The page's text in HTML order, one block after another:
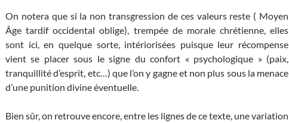
On notera que si la non transgression de ces valeurs reste ( Moyen
Âge tardif occidental oblige), trempée de morale chrétienne, elles
sont ici, en quelque sorte, intériorisées puisque leur récompense
vient se placer sous le signe du confort « psychologique » (paix,
tranquillité d’esprit, etc…) que l’on y gagne et non plus sous la menace
d’une punition divine éventuelle.
Bien sûr, on retrouve encore, entre les lignes de ce texte, une variation